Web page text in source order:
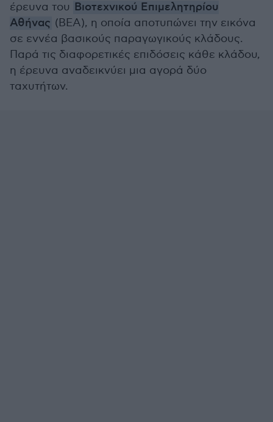
έρευνα του Βιοτεχνικού Επιμελητηρίου
Αθήνας (ΒΕΑ), η οποία αποτυπώνει την εικόνα
σε εννέα βασικούς παραγωγικούς κλάδους.
Παρά τις διαφορετικές επιδόσεις κάθε κλάδου,
η έρευνα αναδεικνύει μια αγορά δύο
ταχυτήτων.